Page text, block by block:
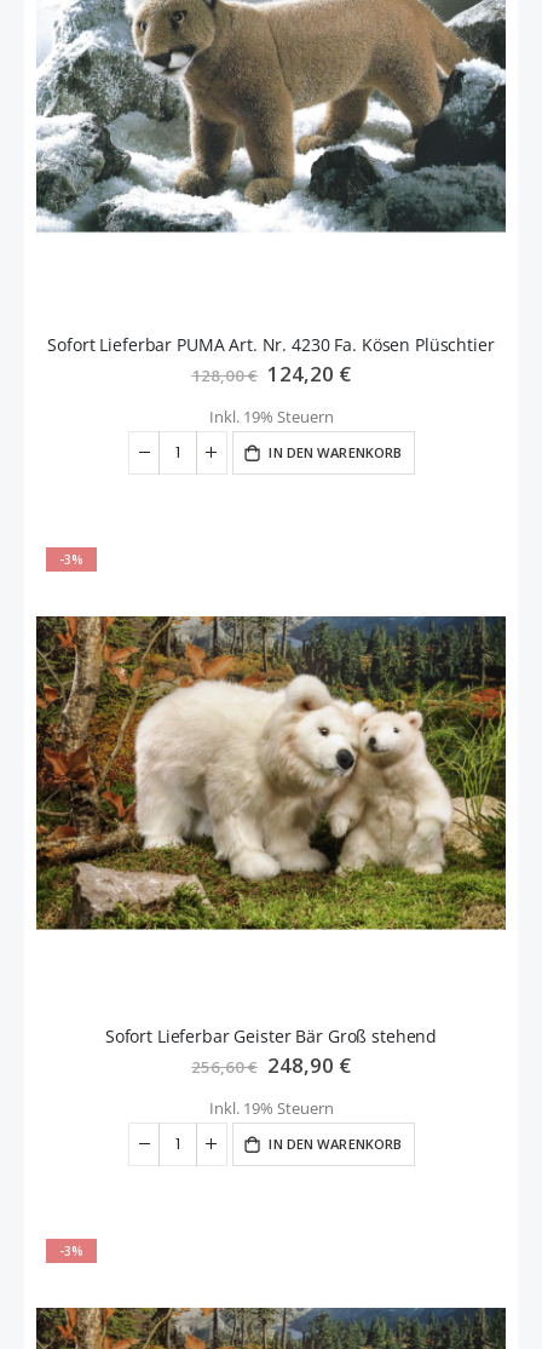
Sofort Lieferbar PUMA Art. Nr. 4230 Fa. Kösen Plüschtier
128,00 € Sonderangebot
124,20 €
Inkl. 19% Steuern
IN DEN WARENKORB
-3%
Sofort Lieferbar Geister Bär Groß stehend
256,60 € Sonderangebot
248,90 €
Inkl. 19% Steuern
IN DEN WARENKORB
-3%